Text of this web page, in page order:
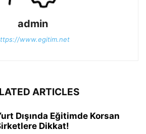
admin
www.egitim.net
ARTICLES
Dışında Eğitimde Korsan
Dikkat!